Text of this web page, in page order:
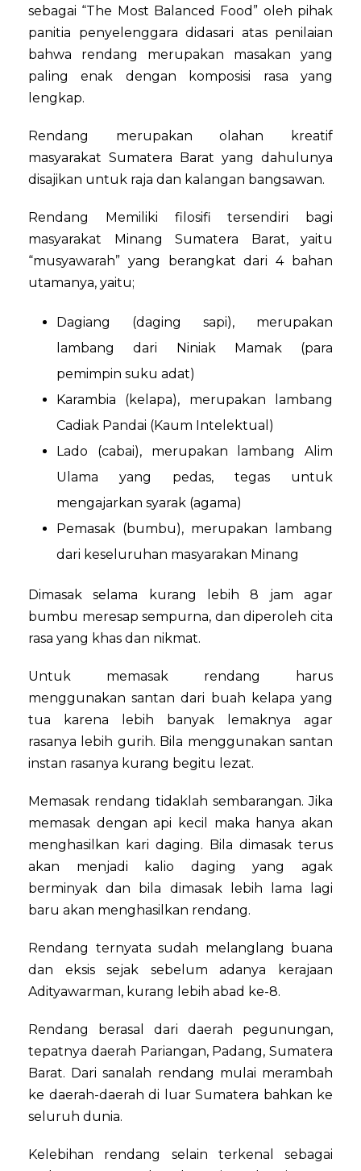
sebagai “The Most Balanced Food” oleh pihak
panitia penyelenggara didasari atas penilaian
bahwa rendang merupakan masakan yang
paling enak dengan komposisi rasa yang
lengkap.
Rendang merupakan olahan kreatif
masyarakat Sumatera Barat yang dahulunya
disajikan untuk raja dan kalangan bangsawan.
Rendang Memiliki filosifi tersendiri bagi
masyarakat Minang Sumatera Barat, yaitu
“musyawarah” yang berangkat dari 4 bahan
utamanya, yaitu;
Dagiang (daging sapi), merupakan
lambang dari Niniak Mamak (para
pemimpin suku adat)
Karambia (kelapa), merupakan lambang
Cadiak Pandai (Kaum Intelektual)
Lado (cabai), merupakan lambang Alim
Ulama yang pedas, tegas untuk
mengajarkan syarak (agama)
Pemasak (bumbu), merupakan lambang
dari keseluruhan masyarakan Minang
Dimasak selama kurang lebih 8 jam agar
bumbu meresap sempurna, dan diperoleh cita
rasa yang khas dan nikmat.
Untuk memasak rendang harus
menggunakan santan dari buah kelapa yang
tua karena lebih banyak lemaknya agar
rasanya lebih gurih. Bila menggunakan santan
instan rasanya kurang begitu lezat.
Memasak rendang tidaklah sembarangan. Jika
memasak dengan api kecil maka hanya akan
menghasilkan kari daging. Bila dimasak terus
akan menjadi kalio daging yang agak
berminyak dan bila dimasak lebih lama lagi
baru akan menghasilkan rendang.
Rendang ternyata sudah melanglang buana
dan eksis sejak sebelum adanya kerajaan
Adityawarman, kurang lebih abad ke-8.
Rendang berasal dari daerah pegunungan,
tepatnya daerah Pariangan, Padang, Sumatera
Barat. Dari sanalah rendang mulai merambah
ke daerah-daerah di luar Sumatera bahkan ke
seluruh dunia.
Kelebihan rendang selain terkenal sebagai